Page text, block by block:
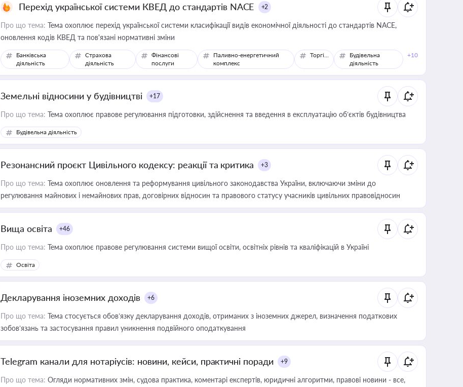
Перехід української системи КВЕД до стандартів NACE +2
Про що тема: Тема охоплює перехід української системи класифікації видів економічної діяльності до стандартів NACE,
оновлення кодів КВЕД та пов'язані нормативні зміни
Банківська
діяльність
Страхова
діяльність
Фінансові
послуги
Паливно-енергетичний
комплекс
Торгівля
Будівельна
діяльність
+10
Земельні відносини у будівництві +17
Про що тема: Тема охоплює правове регулювання підготовки, здійснення та введення в експлуатацію об’єктів будівництва
Будівельна діяльність
Резонансний проєкт Цивільного кодексу: реакції та критика +3
Про що тема: Тема охоплює оновлення та реформування цивільного законодавства України, включаючи зміни до
регулювання майнових і немайнових прав, договірних відносин та правового статусу учасників цивільних правовідносин
Вища освіта +46
Про що тема: Тема охоплює правове регулювання системи вищої освіти, освітніх рівнів та кваліфікацій в Україні
Освіта
Декларування іноземних доходів +6
Про що тема: Тема стосується обов’язку декларування доходів, отриманих з іноземних джерел, визначення податкових
зобов’язань та застосування правил уникнення подвійного оподаткування
Telegram канали для нотаріусів: новини, кейси, практичні поради +9
Про що тема: Огляди нормативних змін, судова практика, коментарі експертів, юридичні алгоритми, правові новини - все,